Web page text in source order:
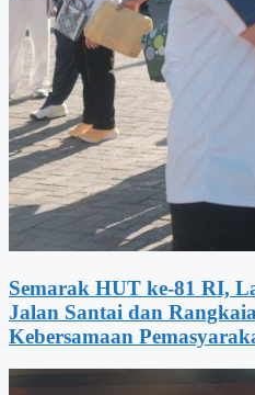
Semarak HUT ke-81 RI,
Jalan Santai dan
Kebersamaan